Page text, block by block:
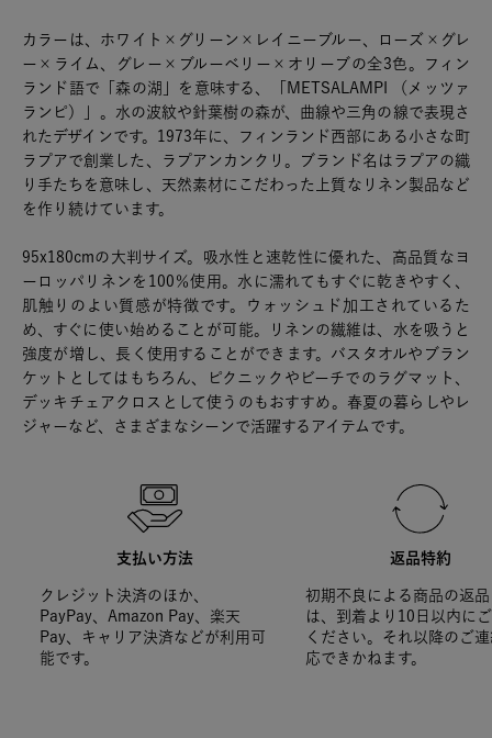
カラーは、ホワイト×グリーン×レイニーブルー、ローズ×グレ
ー×ライム、グレー×ブルーベリー×オリーブの全3色。フィン
ランド語で「森の湖」を意味する、「METSALAMPI （メッツァ
ランピ）」。水の波紋や針葉樹の森が、曲線や三角の線で表現さ
れたデザインです。1973年に、フィンランド西部にある小さな町
ラプアで創業した、ラプアンカンクリ。ブランド名はラプアの織
り手たちを意味し、天然素材にこだわった上質なリネン製品など
を作り続けています。
95x180cmの大判サイズ。吸水性と速乾性に優れた、高品質なヨ
ーロッパリネンを100％使用。水に濡れてもすぐに乾きやすく、
肌触りのよい質感が特徴です。ウォッシュド加工されているた
め、すぐに使い始めることが可能。リネンの繊維は、水を吸うと
強度が増し、長く使用することができます。バスタオルやブラン
ケットとしてはもちろん、ピクニックやビーチでのラグマット、
デッキチェアクロスとして使うのもおすすめ。春夏の暮らしやレ
ジャーなど、さまざまなシーンで活躍するアイテムです。
支払い方法
クレジット決済のほか、
PayPay、Amazon Pay、楽天
Pay、キャリア決済などが利用可
能です。
返品特約
初期不良による商品の返
は、到着より10日以内に
ください。それ以降のご
応できかねます。